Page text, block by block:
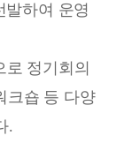
발하여 운영
정기회의
크숍 등 다양
.